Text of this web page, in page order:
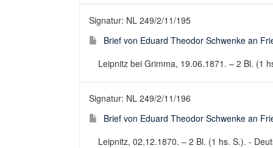
Signatur: NL 249/2/11/195
Brief von Eduard Theodor Schwenke an
Leipnitz bei Grimma, 19.06.1871. – 2 Bl. (1
Signatur: NL 249/2/11/196
Brief von Eduard Theodor Schwenke an
Leipnitz, 02.12.1870. – 2 Bl. (1 hs. S.). -